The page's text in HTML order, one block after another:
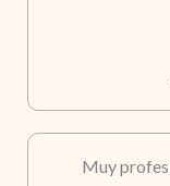
Muy